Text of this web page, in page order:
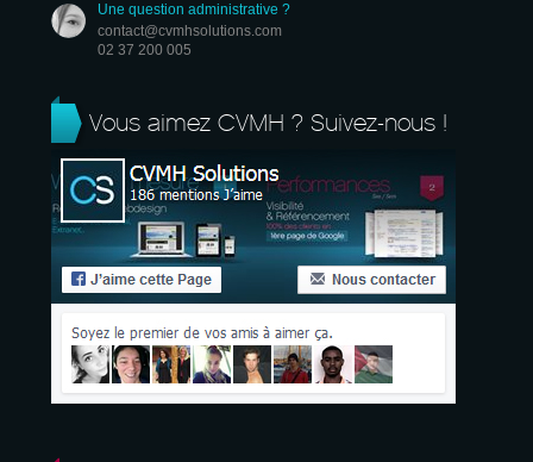
Une question administrative ?
contact@cvmhsolutions.com
02 37 200 005
Vous aimez CVMH ? Suivez-nous !